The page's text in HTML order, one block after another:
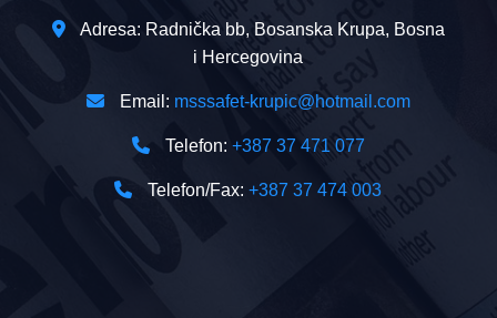
Adresa: Radnička bb, Bosanska Krupa, Bosna
i Hercegovina
Email: msssafet-krupic@hotmail.com
Telefon: +387 37 471 077
Telefon/Fax:+387 37 474 003